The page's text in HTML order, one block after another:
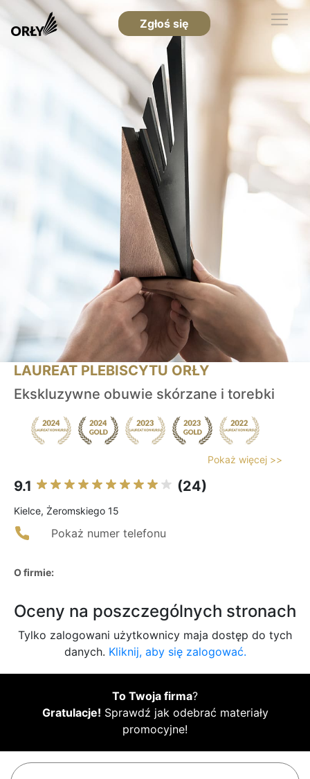
Zgłoś się
LAUREAT PLEBISCYTU ORŁY
Ekskluzywne obuwie skórzane i torebki
Pokaż więcej >>
9.1 (24)
Kielce, Żeromskiego 15
Pokaż numer telefonu
O firmie:
Oceny na poszczególnych stronach
Tylko zalogowani użytkownicy maja dostęp do tych
danych. Kliknij, aby się zalogować.
To Twoja firma?
Gratulacje! Sprawdź jak odebrać materiały
promocyjne!